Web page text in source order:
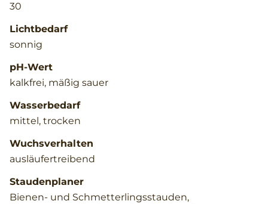
30
Lichtbedarf
sonnig
pH-Wert
kalkfrei, mäßig sauer
Wasserbedarf
mittel, trocken
Wuchsverhalten
ausläufertreibend
Staudenplaner
Bienen- und Schmetterlingsstauden,